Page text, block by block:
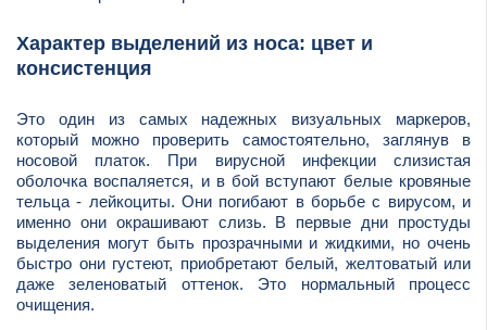
Характер выделений из носа: цвет и
консистенция
Это один из самых надежных визуальных маркеров,
который можно проверить самостоятельно, заглянув в
носовой платок. При вирусной инфекции слизистая
оболочка воспаляется, и в бой вступают белые кровяные
тельца - лейкоциты. Они погибают в борьбе с вирусом, и
именно они окрашивают слизь. В первые дни простуды
выделения могут быть прозрачными и жидкими, но очень
быстро они густеют, приобретают белый, желтоватый или
даже зеленоватый оттенок. Это нормальный процесс
очищения.